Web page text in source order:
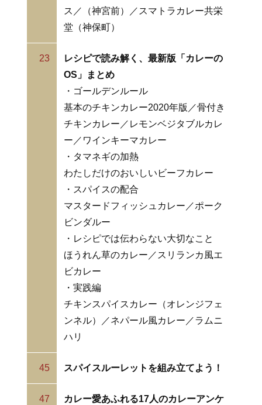
ス／（神宮前）／スマトラカレー共栄
堂（神保町）
23
レシピで読み解く、最新版「カレーの
OS」まとめ
・ゴールデンルール
基本のチキンカレー2020年版／骨付き
チキンカレー／レモンベジタブルカレ
ー／ワインキーマカレー
・タマネギの加熱
わたしだけのおいしいビーフカレー
・スパイスの配合
マスタードフィッシュカレー／ポーク
ビンダルー
・レシピでは伝わらない大切なこと
ほうれん草のカレー／スリランカ風エ
ビカレー
・実践編
チキンスパイスカレー（オレンジフェ
ンネル）／ネパール風カレー／ラムニ
ハリ
45 スパイスルーレットを組み立てよう！
47 カレー愛あふれる17人のカレーアンケ